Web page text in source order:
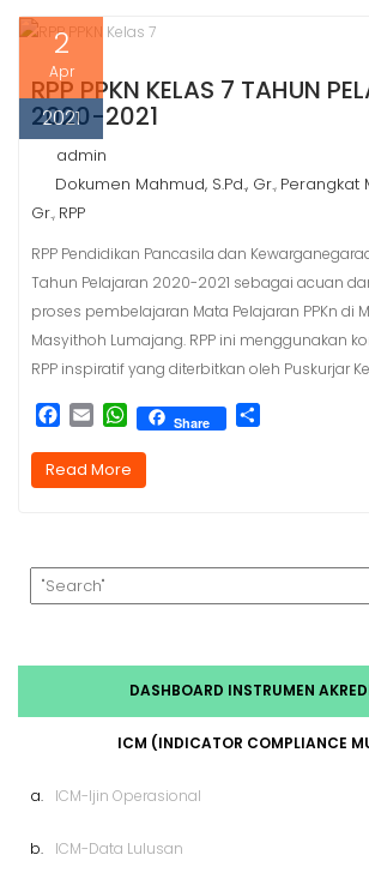
o
o
k
p
2
Apr
2021
RPP PPKN KELAS 7 TAHUN
2020-2021
admin
Dokumen Mahmud, S.Pd., Gr., Perangkat
Gr., RPP
RPP Pendidikan Pancasila dan
Tahun Pelajaran 2020-2021 sebagai acuan
proses pembelajaran Mata Pelajaran PPKn di
Masyithoh Lumajang. RPP ini menggunakan
RPP inspiratif yang diterbitkan oleh Puskurjar
c
e
k
a
i
W
h
a
t
Share
Read More
DASHBOARD INSTRUMEN
ICM (INDICATOR COMPLIANCE
a. ICM-Ijin Operasional
b. ICM-Data Lulusan